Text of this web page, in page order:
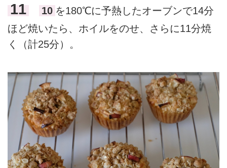
11 10 を180℃に予熱したオーブンで14分
ほど焼いたら、ホイルをのせ、さらに11分焼
く（計25分）。